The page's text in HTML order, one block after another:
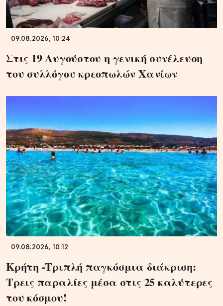
09.08.2026, 10:24
Στις 19 Αυγούστου η γενική συνέλευση
του συλλόγου κρεοπωλών Χανίων
09.08.2026, 10:12
Κρήτη -Τριπλή παγκόσμια διάκριση:
Τρεις παραλίες μέσα στις 25 καλύτερες
του κόσμου!